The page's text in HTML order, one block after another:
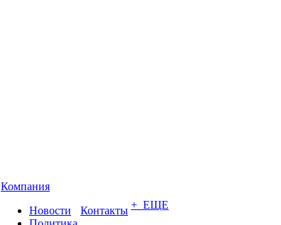
Компания
Новости
Контакты + ЕЩЕ